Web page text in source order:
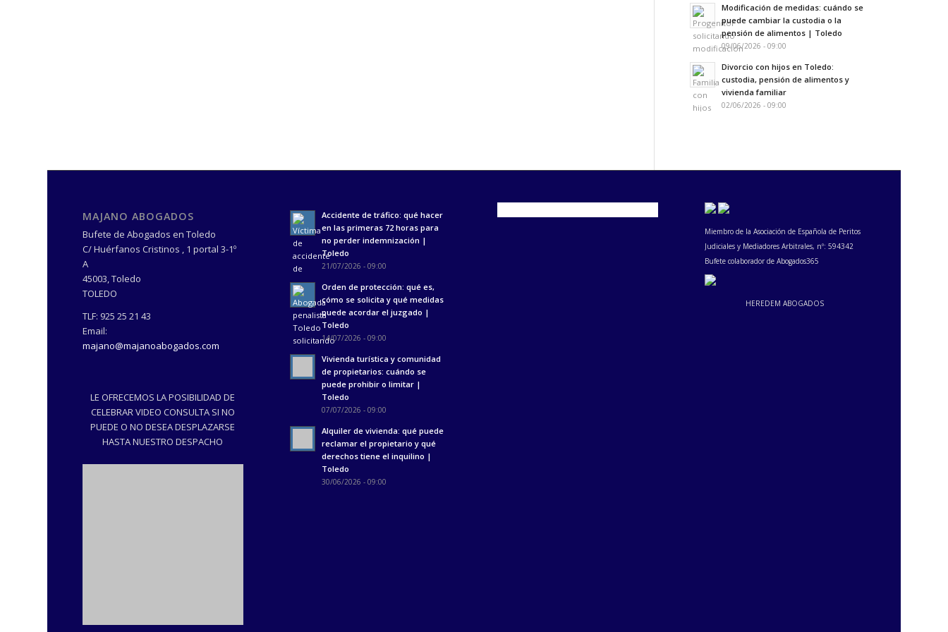
Modificación de medidas: cuándo se
puede cambiar la custodia o la
pensión de alimentos | Toledo
09/06/2026 - 09:00
Divorcio con hijos en Toledo:
custodia, pensión de alimentos y
vivienda familiar
02/06/2026 - 09:00
MAJANO ABOGADOS
Bufete de Abogados en Toledo
C/ Huérfanos Cristinos , 1 portal 3-1º
A
45003,Toledo
TOLEDO
TLF: 925 25 21 43
Email:
majano@majanoabogados.com
LE OFRECEMOS LA POSIBILIDAD DE
CELEBRAR VIDEO CONSULTA SI NO
PUEDE O NO DESEA DESPLAZARSE
HASTA NUESTRO DESPACHO
Accidente de tráfico: qué hacer
en las primeras 72 horas para
no perder indemnización |
Toledo
21/07/2026 - 09:00
Orden de protección: qué es,
cómo se solicita y qué medidas
puede acordar el juzgado |
Toledo
14/07/2026 - 09:00
Vivienda turística y comunidad
de propietarios: cuándo se
puede prohibir o limitar |
Toledo
07/07/2026 - 09:00
Alquiler de vivienda: qué puede
reclamar el propietario y qué
derechos tiene el inquilino |
Toledo
30/06/2026 - 09:00
Miembro de la Asociación de Española de Peritos
Judiciales y Mediadores Arbitrales, nº: 594342
Bufete colaborador de Abogados365
HEREDEM ABOGADOS